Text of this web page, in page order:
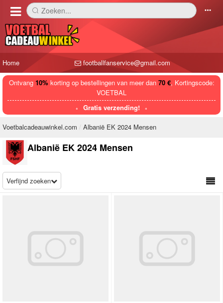
󰅼 Zoeken... 󰄒
Home footballfanservice@gmail.com
Ontvang 10%korting op bestellingen van meer dan 70 €, Kortingscode:
VOETBAL
Gratis verzending!
Voetbalcadeauwinkel.com Albanië EK 2024 Mensen
Albanië EK 2024 Mensen
Verfijnd zoeken